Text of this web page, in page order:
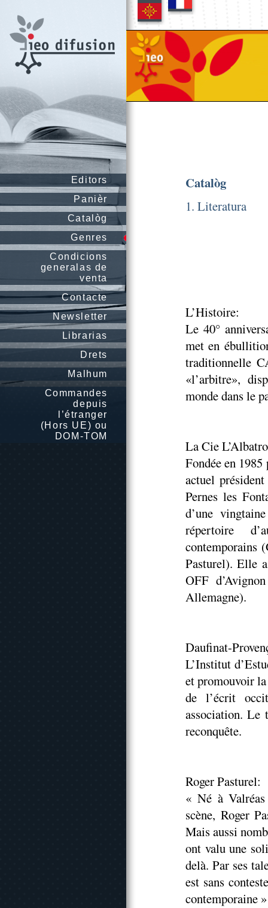
Editors
Panièr
Catalòg
Genres
Condicions
generalas de
venta
Contacte
Newsletter
Librarias
Drets
Malhum
Commandes
depuis
l’étranger
(Hors UE) ou
DOM-TOM
Catalòg
1. Literatura
L’Histoire:
Le 40°
met en
traditionnelle
«l’arbitre»,
monde dans le
La Cie
Fondée en
actuel
Pernes les
d’une
répertoire
contemporains
Pasturel). Elle
OFF
Allemagne).
Daufinat-
L’Institut
et promouvoir
de l’écrit
association. Le
reconquête.
Roger Pasturel:
« Né à
scène, Roger
Mais aussi
ont valu une
delà. Par ses
est sans
contemporaine »